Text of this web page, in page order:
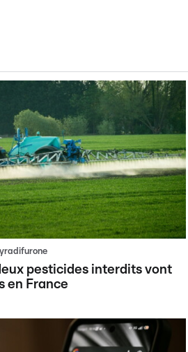
pesticides interdits vont
en France